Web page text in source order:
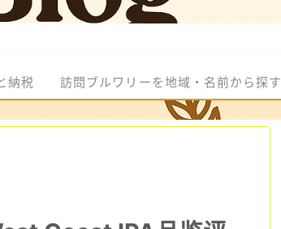
納税 訪問ブルワリーを地域・名前から探す